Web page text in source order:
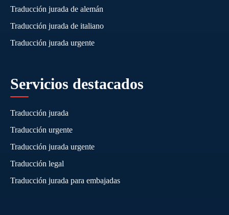
Traducción jurada de alemán
Traducción jurada de italiano
Traducción jurada urgente
Servicios destacados
Traducción jurada
Traducción urgente
Traducción jurada urgente
Traducción legal
Traducción jurada para embajadas